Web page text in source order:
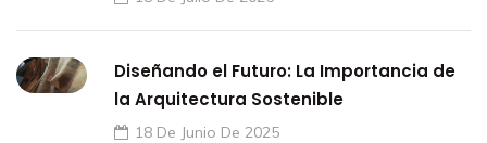
Diseñando el Futuro: La Importancia de
la Arquitectura Sostenible
18 De Junio De 2025